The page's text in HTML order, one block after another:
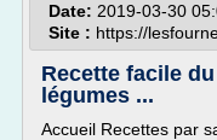
Date: 2019-03-30
Site : https://
Recette facile
légumes ...
Accueil Recettes par